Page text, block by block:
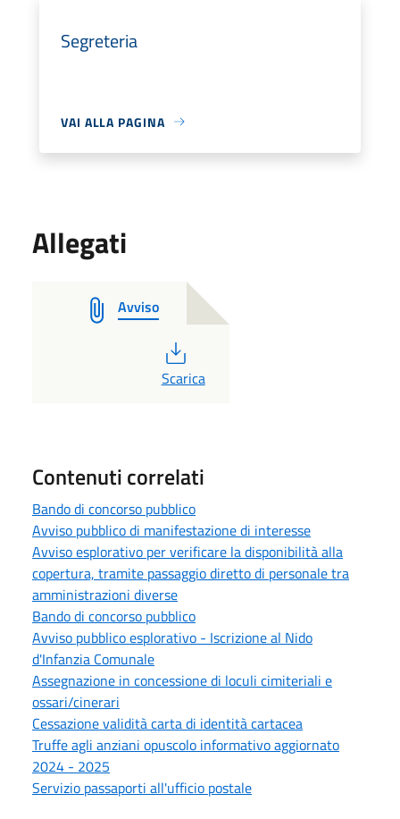
Segreteria
VAI ALLA PAGINA
Allegati
Avviso
PDF
Scarica
Contenuti correlati
Bando di concorso pubblico
Avviso pubblico di manifestazione di interesse
Avviso esplorativo per verificare la disponibilità alla
copertura, tramite passaggio diretto di personale tra
amministrazioni diverse
Bando di concorso pubblico
Avviso pubblico esplorativo - Iscrizione al Nido
d'Infanzia Comunale
Assegnazione in concessione di loculi cimiteriali e
ossari/cinerari
Cessazione validità carta di identità cartacea
Truffe agli anziani opuscolo informativo aggiornato
2024 - 2025
Servizio passaporti all'ufficio postale